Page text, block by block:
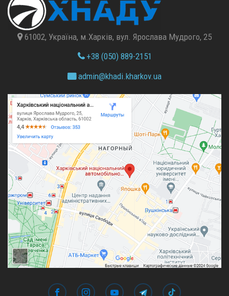
61002, Україна, м.Харків, вул. Ярослава Мудрого, 25
+38 (050) 889-2151
admin@khadi.kharkov.ua